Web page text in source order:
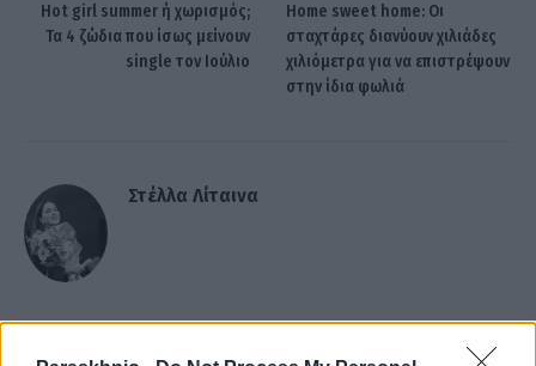
Hot girl summer ή χωρισμός;
Τα 4 ζώδια που ίσως μείνουν
single τον Ιούλιο
Home sweet home: Οι
σταχτάρες διανύουν χιλιάδες
χιλιόμετρα για να επιστρέψουν
στην ίδια φωλιά
Στέλλα Λίταινα